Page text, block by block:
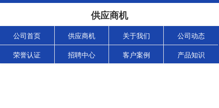
供应商机
公司首页 供应商机 关于我们 公司动态
荣誉认证 招聘中心 客户案例 产品知识